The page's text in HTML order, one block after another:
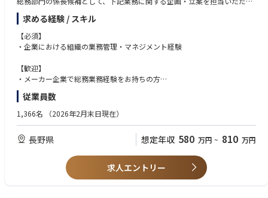
■勤怠管理、給与計算
・従業員勤怠データチェック
・社会保険手続き事務
■採用業務
・面接日程調整
・企業ガイダンス対応
・工場見学案内対応
■組織構成
6名（Mgr、人事労務担当、中途採用担当、総務および新卒採用担当、勤怠
給与担当、派遣事務）
メンバー→人事グループ総務チームリーダー→人事グループMgr
ます。
将来的には係長としてチームメンバーをまとめ、総務部門全体のマネジメ
ント業務に携わることを期待します。
・福利厚生制度の企画・運用
・社内稟議の統括
・株主総会の運営
・健康経営に関する企画・推進、および関連事項
■同社の特徴：1963年の創業以来、ミニショベル・油圧ショベル・クロー
ラーローダー等の建設機械の完成品メーカーとして歩んできました。建設
された高い技術力、製造力、販売力を生かし、世界各地に製品を提供して
います。特に欧州市場においては、稼働時間が日本国内の約2倍に及ぶた
求める経験 / スキル
【必須】
・企業における組織の業務管理・マネジメント経験
【歓迎】
・メーカー企業で総務業務経験をお持ちの方
・部署や立場に関わらず円滑なコミュニケーションが図れる方
・安全衛生に関する知識・経験
長野県本社で従業員連結1000名強の規模でありながら、メインマーケット
である欧州、北米では高いシェアを誇り、成長を続けている企業です。売
上高に占める海外比率は98%以上。世界4ヶ国の子会社、各国のディスト
リビューター、ディーラーによって販売チャネルを構築しています。今後
もヨーロッパ・北米を中心とした世界の市場でのハイエンド層を開拓して
従業員数
1,366名 （2026年2月末日現在）
長野県 想定年収 580 万円 ~ 810 万円
求人エントリー